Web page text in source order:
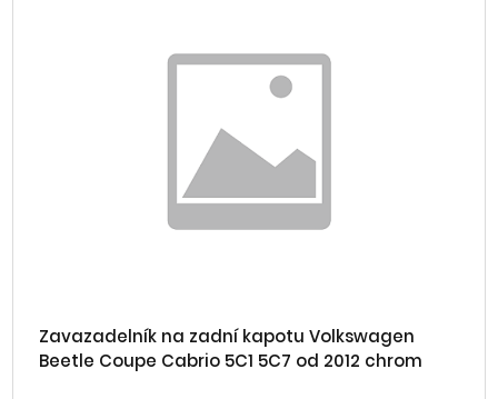
Zavazadelník na zadní kapotu Volkswagen
Beetle Coupe Cabrio 5C1 5C7 od 2012 chrom